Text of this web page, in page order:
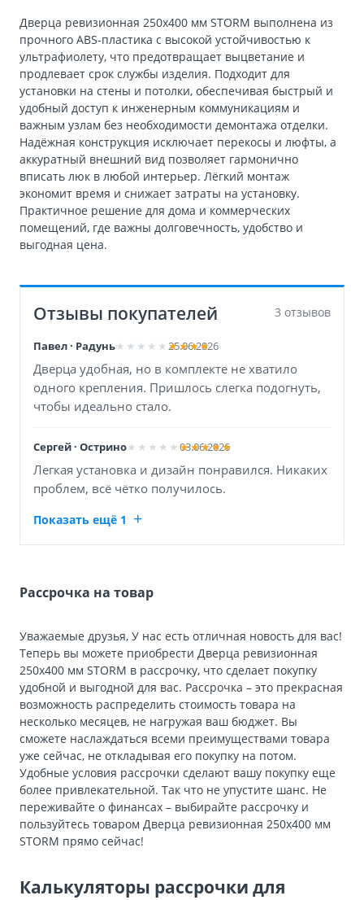
Дверца ревизионная 250х400 мм STORM выполнена из
прочного ABS-пластика с высокой устойчивостью к
ультрафиолету, что предотвращает выцветание и
продлевает срок службы изделия. Подходит для
установки на стены и потолки, обеспечивая быстрый и
удобный доступ к инженерным коммуникациям и
важным узлам без необходимости демонтажа отделки.
Надёжная конструкция исключает перекосы и люфты, а
аккуратный внешний вид позволяет гармонично
вписать люк в любой интерьер. Лёгкий монтаж
экономит время и снижает затраты на установку.
Практичное решение для дома и коммерческих
помещений, где важны долговечность, удобство и
выгодная цена.
Отзывы покупателей 3 отзывов
Павел · Радунь 25.06.2026
Дверца удобная, но в комплекте не хватило
одного крепления. Пришлось слегка подогнуть,
чтобы идеально стало.
Сергей · Острино 03.06.2026
Легкая установка и дизайн понравился. Никаких
проблем, всё чётко получилось.
Показать ещё 1
Рассрочка на товар
Уважаемые друзья, У нас есть отличная новость для вас!
Теперь вы можете приобрести Дверца ревизионная
250х400 мм STORM в рассрочку, что сделает покупку
удобной и выгодной для вас. Рассрочка – это прекрасная
возможность распределить стоимость товара на
несколько месяцев, не нагружая ваш бюджет. Вы
сможете наслаждаться всеми преимуществами товара
уже сейчас, не откладывая его покупку на потом.
Удобные условия рассрочки сделают вашу покупку еще
более привлекательной. Так что не упустите шанс. Не
переживайте о финансах – выбирайте рассрочку и
пользуйтесь товаром Дверца ревизионная 250х400 мм
STORM прямо сейчас!
Калькуляторы рассрочки для